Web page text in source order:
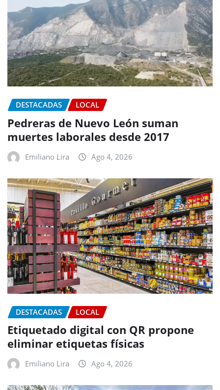
DESTACADAS LOCAL
Pedreras de Nuevo León suman
muertes laborales desde 2017
Emiliano Lira Ago 4, 2026
DESTACADAS LOCAL
Etiquetado digital con QR propone
eliminar etiquetas físicas
Emiliano Lira Ago 4, 2026